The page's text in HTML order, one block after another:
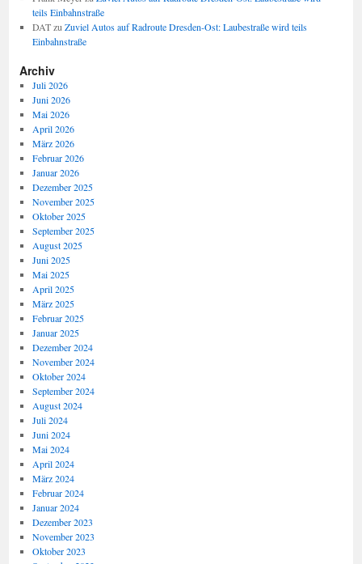
teils Einbahnstraße
DATzu Zuviel Autos auf Radroute Dresden-Ost: Laubestraße wird teils
Einbahnstraße
Archiv
Juli 2026
Juni 2026
Mai 2026
April 2026
März 2026
Februar 2026
Januar 2026
Dezember 2025
November 2025
Oktober 2025
September 2025
August 2025
Juni 2025
Mai 2025
April 2025
März 2025
Februar 2025
Januar 2025
Dezember 2024
November 2024
Oktober 2024
September 2024
August 2024
Juli 2024
Juni 2024
Mai 2024
April 2024
März 2024
Februar 2024
Januar 2024
Dezember 2023
November 2023
Oktober 2023